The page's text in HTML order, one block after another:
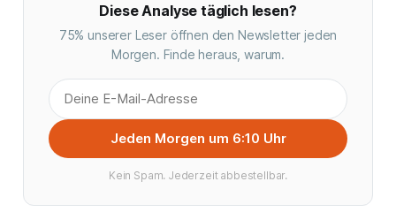
Diese Analyse täglich lesen?
75% unserer Leser öffnen den Newsletter jeden
Morgen. Finde heraus, warum.
Jeden Morgen um 6:10 Uhr
Kein Spam. Jederzeit abbestellbar.